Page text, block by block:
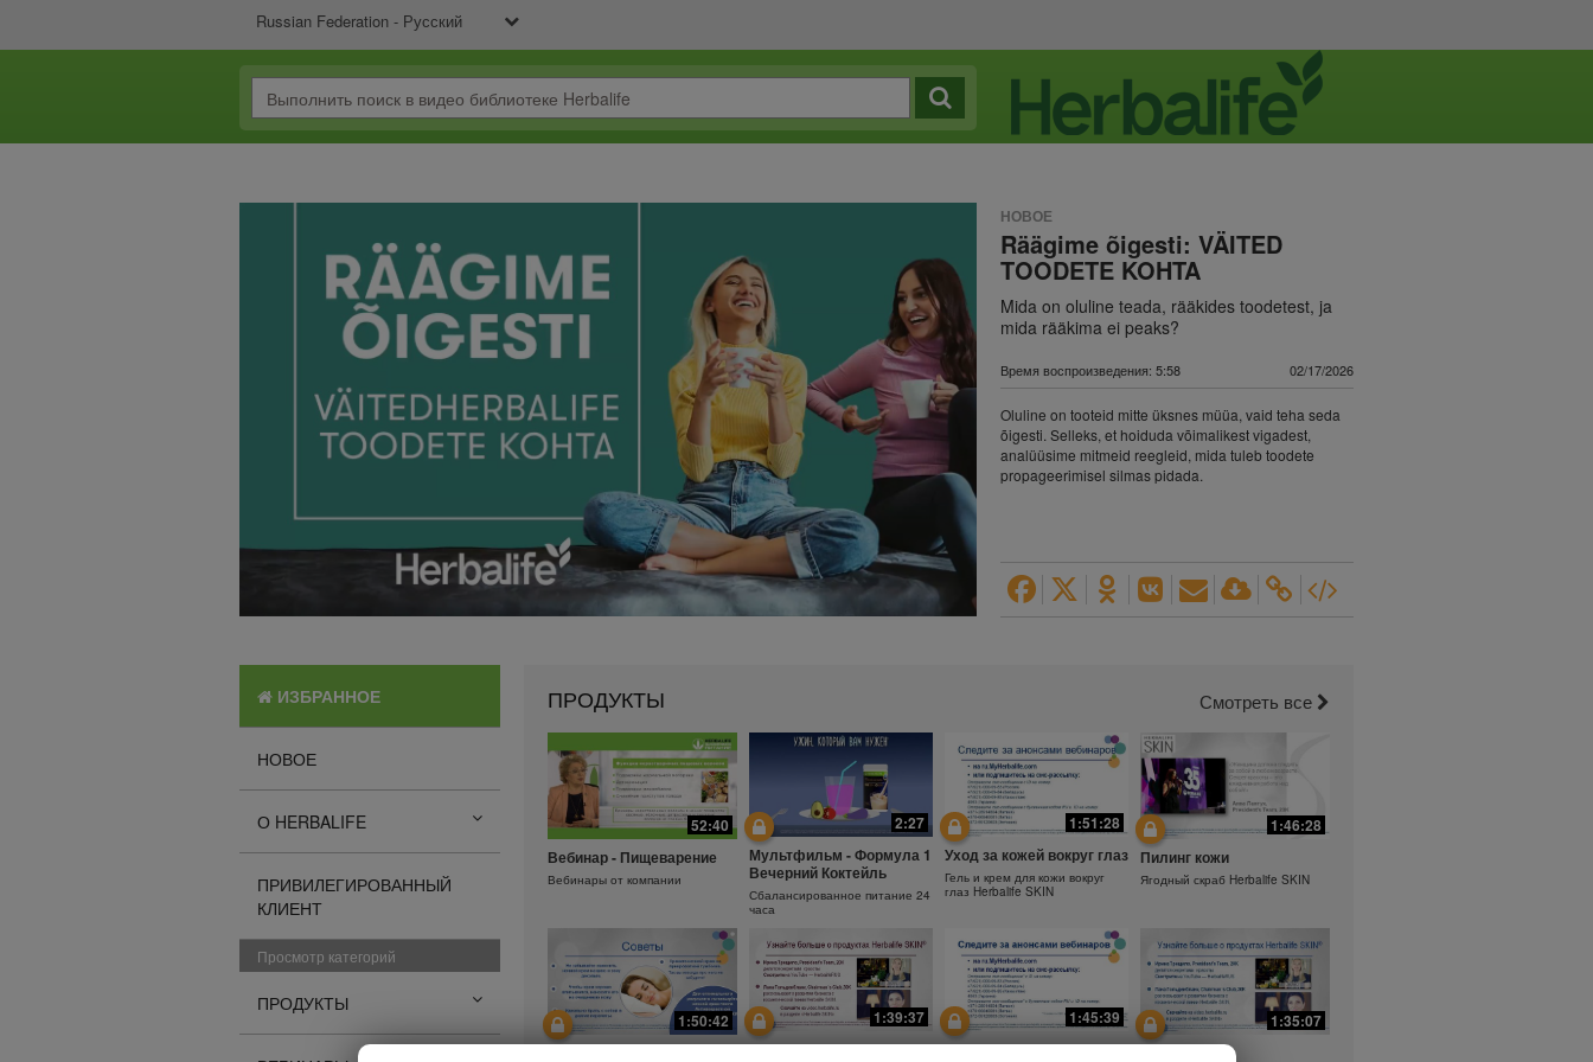
Russian Federation - Русский
НОВОЕ
Räägime õigesti: VÄITED
TOODETE KOHTA
Mida on oluline teada, rääkides toodetest, ja
mida rääkima ei peaks?
Время воспроизведения: 5:58 02/17/2026
Oluline on tooteid mitte üksnes müüa, vaid teha seda
õigesti. Selleks, et hoiduda võimalikest vigadest,
analüüsime mitmeid reegleid, mida tuleb toodete
propageerimisel silmas pidada.
ИЗБРАННОЕ
НОВОЕ
О HERBALIFE
ПРИВИЛЕГИРОВАННЫЙ
КЛИЕНТ
Просмотр категорий
ПРОДУКТЫ
ПРОДУКТЫ Смотреть все
52:40
Вебинар - Пищеварение
Вебинары от компании
2:27
Мультфильм - Формула 1
Вечерний Коктейль
Сбалансированное питание 24
часа
1:51:28
Уход за кожей вокруг глаз
Гель и крем для кожи вокруг
глаз Herbalife SKIN
1:46:28
Пилинг кожи
Ягодный скраб Herbalife SKIN
1:50:42
1:39:37
Почему необходимо
1:45:39
Защита от солнца.
1:35:07
Ежедневный